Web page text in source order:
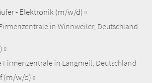
- Elektronik (m/w/d)
in Winnweiler, Deutschland
Firmenzentrale in Langmeil, Deutschland
(m/w/d)